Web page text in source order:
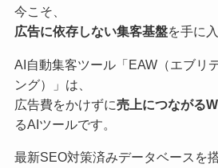
今こそ、
広告に依存しない集客基盤を手に
AI自動集客ツール「EAW（エブリ
ング）」は、
広告費をかけずに売上につながる
るAIツールです。
最新SEO対策済みデータベースを搭